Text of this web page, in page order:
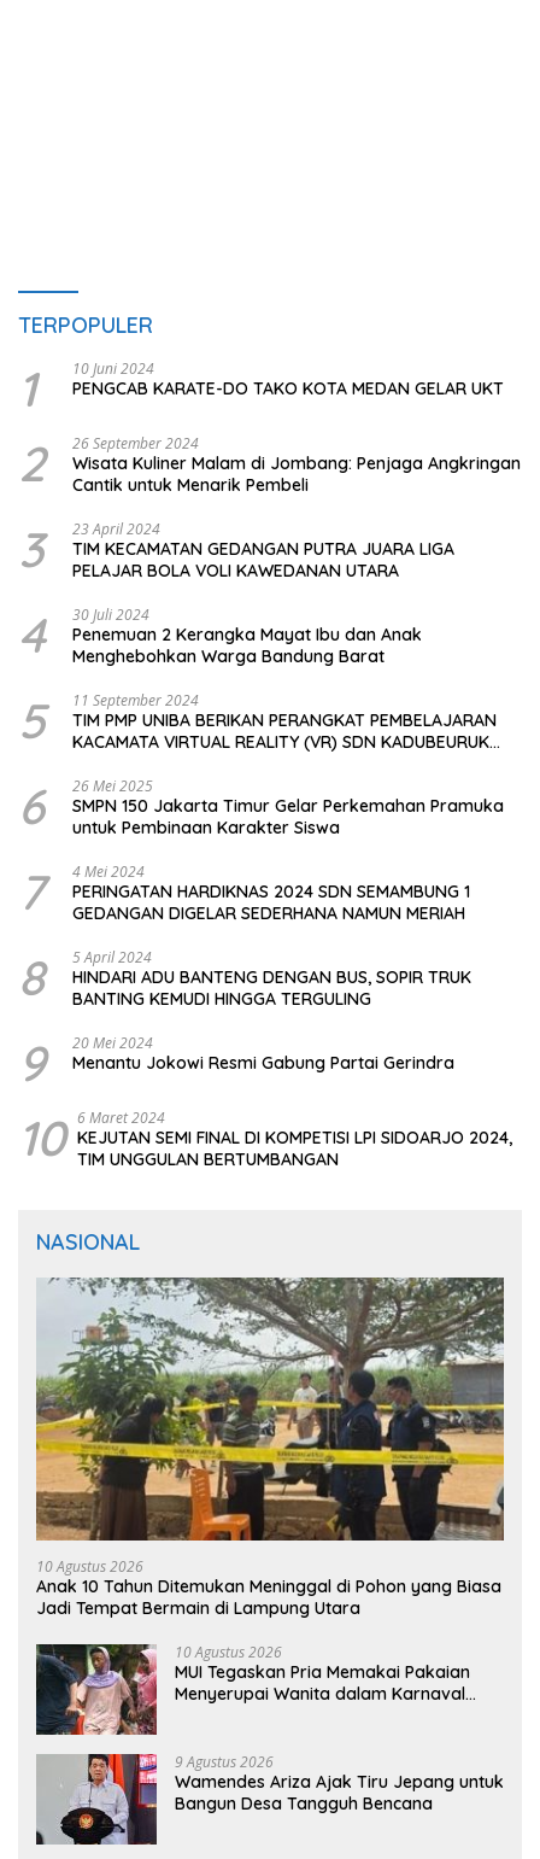
TERPOPULER
1 10 Juni 2024
PENGCAB KARATE-DO TAKO KOTA MEDAN GELAR UKT
2 26 September 2024
Wisata Kuliner Malam di Jombang: Penjaga Angkringan
Cantik untuk Menarik Pembeli
3 23 April 2024
TIM KECAMATAN GEDANGAN PUTRA JUARA LIGA
PELAJAR BOLA VOLI KAWEDANAN UTARA
4 30 Juli 2024
Penemuan 2 Kerangka Mayat Ibu dan Anak
Menghebohkan Warga Bandung Barat
5 11 September 2024
TIM PMP UNIBA BERIKAN PERANGKAT PEMBELAJARAN
KACAMATA VIRTUAL REALITY (VR) SDN KADUBEURUK
6 26 Mei 2025
SMPN 150 Jakarta Timur Gelar Perkemahan Pramuka
untuk Pembinaan Karakter Siswa
7 4 Mei 2024
PERINGATAN HARDIKNAS 2024 SDN SEMAMBUNG 1
GEDANGAN DIGELAR SEDERHANA NAMUN MERIAH
8 5 April 2024
HINDARI ADU BANTENG DENGAN BUS, SOPIR TRUK
BANTING KEMUDI HINGGA TERGULING
9 20 Mei 2024
Menantu Jokowi Resmi Gabung Partai Gerindra
10 6 Maret 2024
KEJUTAN SEMI FINAL DI KOMPETISI LPI SIDOARJO 2024,
TIM UNGGULAN BERTUMBANGAN
NASIONAL
10 Agustus 2026
Anak 10 Tahun Ditemukan Meninggal di Pohon yang Biasa
Jadi Tempat Bermain di Lampung Utara
10 Agustus 2026
MUI Tegaskan Pria Memakai Pakaian
Menyerupai Wanita dalam Karnaval
9 Agustus 2026
Wamendes Ariza Ajak Tiru Jepang untuk
Bangun Desa Tangguh Bencana